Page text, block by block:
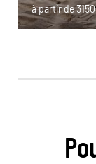
à partir de